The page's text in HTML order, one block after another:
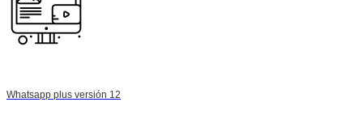
Whatsapp plus versión 12